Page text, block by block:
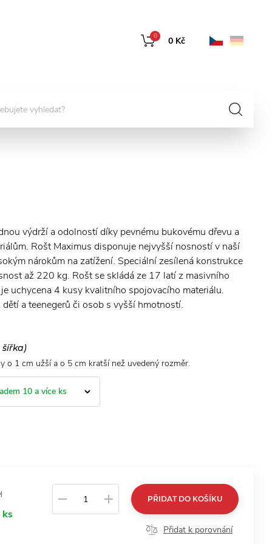
0 Kč
0
výdrží a odolností díky pevnému bukovému dřevu a
Rošt Maximus disponuje nejvyšší nosností v naší
nárokům na zatížení. Speciální zesílená konstrukce
až 220 kg. Rošt se skládá ze 17 latí z masivního
uchycena 4 kusy kvalitního spojovacího materiálu.
a teenegerů či osob s vyšší hmotností.
o 1 cm užší a o 5 cm kratší než uvedený rozměr.
10 a více ks
ks
PŘIDAT DO KOŠÍKU
Přidat k porovnání